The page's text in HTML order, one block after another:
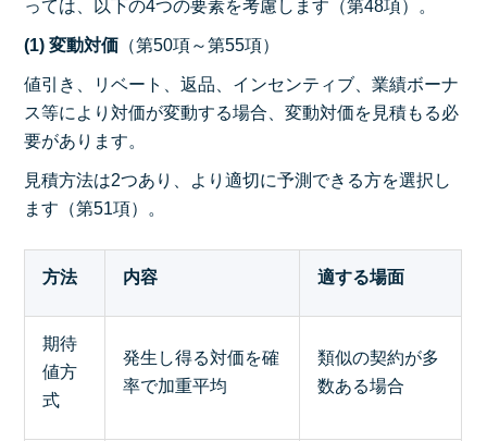
っては、以下の4つの要素を考慮します（第48項）。
(1) 変動対価 （第50項～第55項）
値引き、リベート、返品、インセンティブ、業績ボーナ
ス等により対価が変動する場合、変動対価を見積もる必
要があります。
見積方法は2つあり、より適切に予測できる方を選択し
ます（第51項）。
方法 内容 適する場面
期待
値方
式
発生し得る対価を確
率で加重平均
類似の契約が多
数ある場合